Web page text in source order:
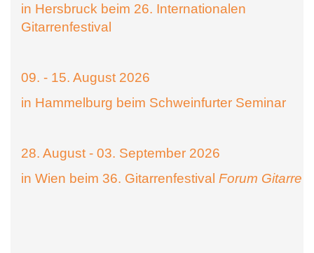
in Hersbruck beim 26. Internationalen
Gitarrenfestival
09. - 15. August 2026
in Hammelburg beim Schweinfurter Seminar
28. August - 03. September 2026
in Wien beim 36. Gitarrenfestival Forum Gitarre